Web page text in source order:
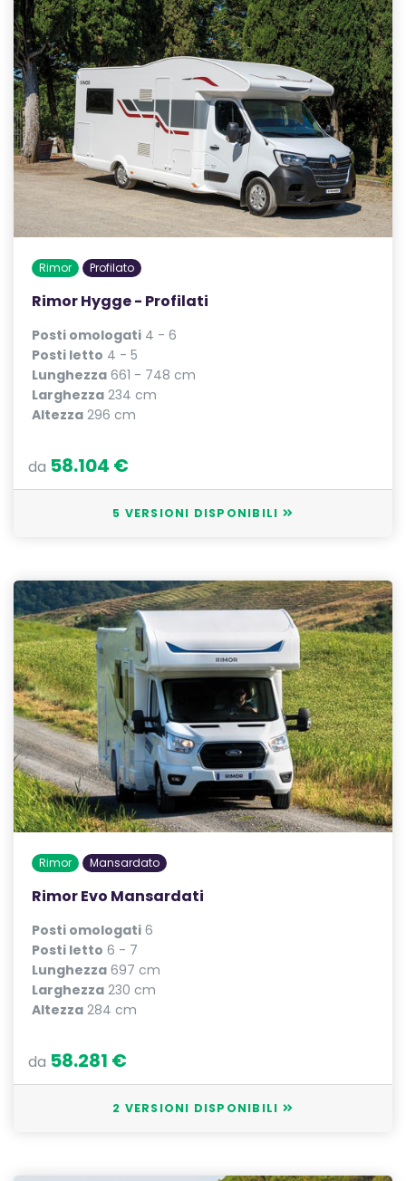
Rimor Profilato
Rimor Hygge - Profilati
Posti omologati 4 - 6
Posti letto 4 - 5
Lunghezza 661 - 748 cm
Larghezza 234 cm
Altezza 296 cm
da 58.104 €
5 VERSIONI DISPONIBILI
Rimor Mansardato
Rimor Evo Mansardati
Posti omologati 6
Posti letto 6 - 7
Lunghezza 697 cm
Larghezza 230 cm
Altezza 284 cm
da 58.281 €
2 VERSIONI DISPONIBILI